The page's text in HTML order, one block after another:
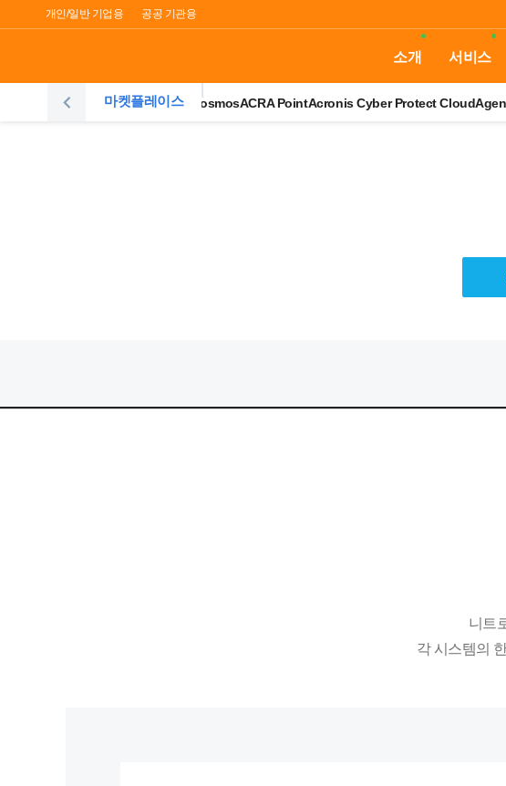
개인/일반 기업용 공공 기관용
소개 서비스
마켓플레이스
ElasticsearchAccordion CosmosACRA PointAcronis Cyber Protect Cloud
니트
각 시스템의